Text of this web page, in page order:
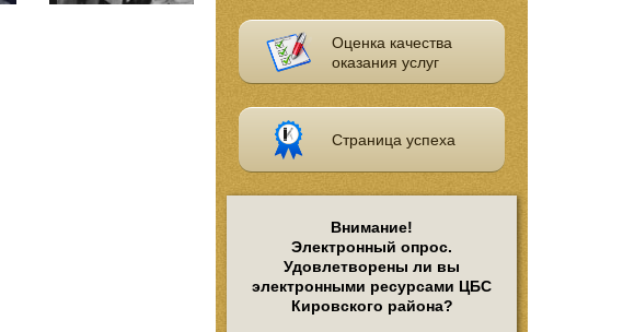
Оценка качества
оказания услуг
Страница успеха
Внимание!
Электронный опрос.
Удовлетворены ли вы
электронными ресурсами ЦБС
Кировского района?